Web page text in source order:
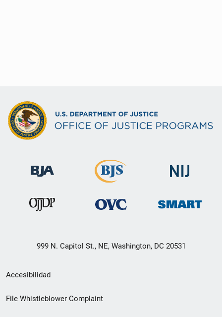
999 N. Capitol St., NE, Washington, DC 20531
Menú
de
Accesibilidad
File Whistleblower Complaint